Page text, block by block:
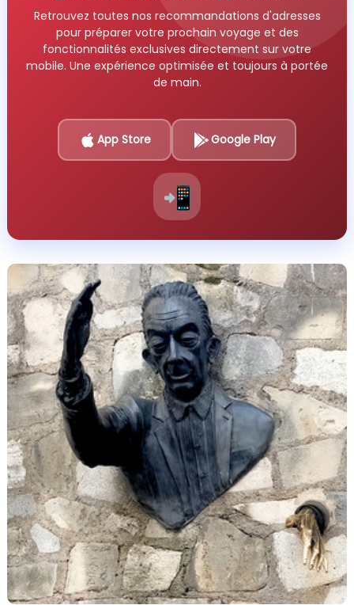
Retrouvez toutes nos recommandations d'adresses
pour préparer votre prochain voyage et des
fonctionnalités exclusives directement sur votre
mobile. Une expérience optimisée et toujours à portée
de main.
App Store Google Play
📲